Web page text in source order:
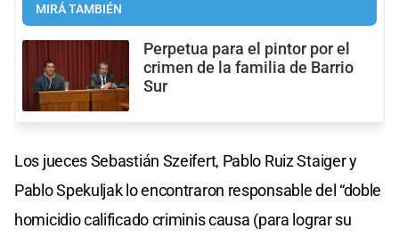
MIRÁ TAMBIÉN
Perpetua para el pintor por el
crimen de la familia de Barrio
Sur
Los jueces Sebastián Szeifert, Pablo Ruiz Staiger y
Pablo Spekuljak lo encontraron responsable del “doble
homicidio calificado criminis causa (para lograr su